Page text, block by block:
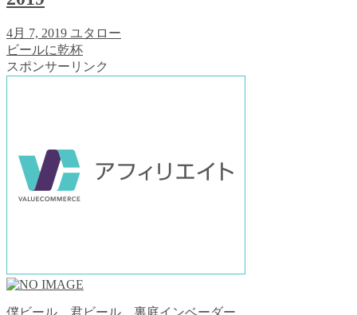
4月 7, 2019 ユタロー
ビールに乾杯
スポンサーリンク
僕ビール、君ビール。裏庭インベーダー